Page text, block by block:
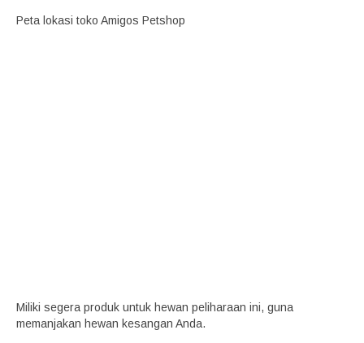
Peta lokasi toko Amigos Petshop
Miliki segera produk untuk hewan peliharaan ini, guna
memanjakan hewan kesangan Anda.